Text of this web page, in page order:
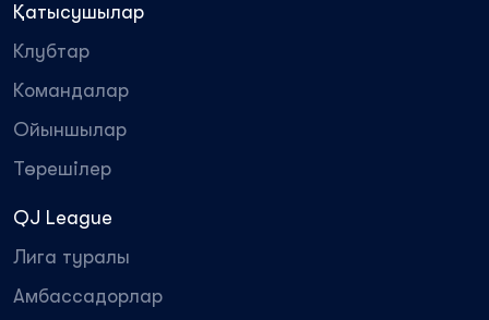
Қатысушылар
Клубтар
Командалар
Ойыншылар
Төрешілер
QJ League
Лига туралы
Амбассадорлар